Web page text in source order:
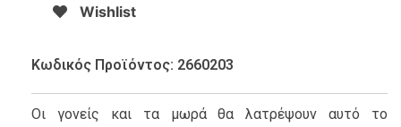
Wishlist
Κωδικός Προϊόντος: 2660203
Οι γονείς και τα μωρά θα λατρέψουν αυτό το